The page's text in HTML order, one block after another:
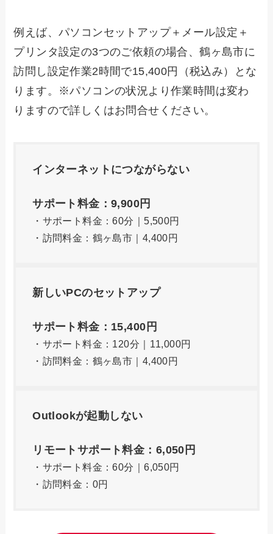
例えば、パソコンセットアップ＋メール設定＋
プリンタ設定の3つのご依頼の場合、鶴ヶ島市に
訪問し設定作業2時間で15,400円（税込み）とな
ります。※パソコンの状況より作業時間は変わ
りますので詳しくはお問合せください。
インターネットにつながらない
サポート料金：9,900円
・サポート料金：60分｜5,500円
・訪問料金：鶴ヶ島市｜4,400円
新しいPCのセットアップ
サポート料金：15,400円
・サポート料金：120分｜11,000円
・訪問料金：鶴ヶ島市｜4,400円
Outlookが起動しない
リモートサポート料金：6,050円
・サポート料金：60分｜6,050円
・訪問料金：0円